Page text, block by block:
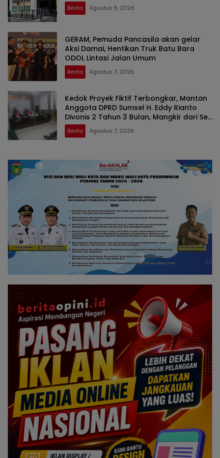
Berita Agustus 8, 2026
GERAM, Pemuda Pancasila akan gelar
Aksi Damai, Hentikan Truk Batu Bara
ODOL Lintasi Jalan Umum
Berita Agustus 7, 2026
Kedok Proyek Fiktif Terbongkar, Mantan
Anggota DPRD Sumsel H. Eddy Rianto
Divonis 2 Tahun 3 Bulan, Mangkir dari Sel
Nyatakan Banding
Berita Agustus 7, 2026